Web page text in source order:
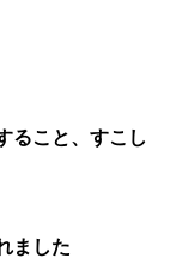
ること、すこし
ました